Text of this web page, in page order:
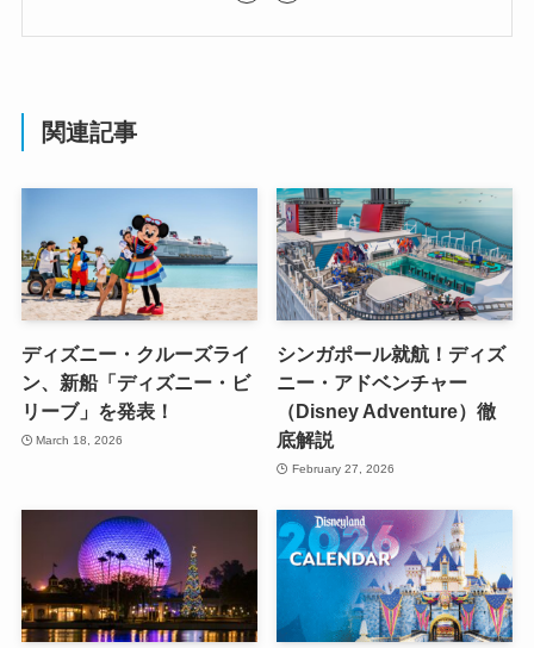
関連記事
ディズニー・クルーズライ
ン、新船「ディズニー・ビ
リーブ」を発表！
March 18, 2026
シンガポール就航！ディズ
ニー・アドベンチャー
（Disney Adventure）徹
底解説
February 27, 2026